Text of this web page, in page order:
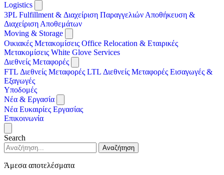
Logistics
3PL Fulfillment & Διαχείριση Παραγγελιών Αποθήκευση &
Διαχείριση Αποθεμάτων
Moving & Storage
Οικιακές Μετακομίσεις Office Relocation & Εταιρικές
Μετακομίσεις White Glove Services
Διεθνείς Μεταφορές
FTL Διεθνείς Μεταφορές LTL Διεθνείς Μεταφορές Εισαγωγές &
Εξαγωγές
Υποδομές
Νέα & Εργασία
Νέα Ευκαιρίες Εργασίας
Επικοινωνία
Search
Αναζήτηση
Άμεσα αποτελέσματα